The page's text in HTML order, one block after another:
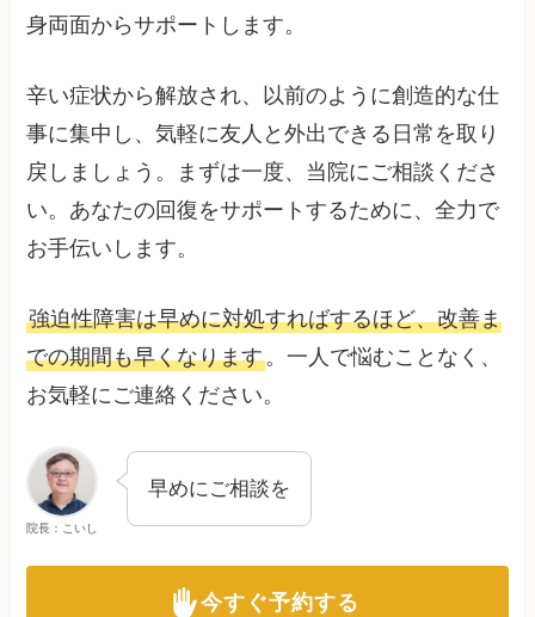
身両面からサポートします。
辛い症状から解放され、以前のように創造的な仕
事に集中し、気軽に友人と外出できる日常を取り
戻しましょう。まずは一度、当院にご相談くださ
い。あなたの回復をサポートするために、全力で
お手伝いします。
強迫性障害は早めに対処すればするほど、改善ま
での期間も早くなります。一人で悩むことなく、
お気軽にご連絡ください。
院長：こいし
早めにご相談を
今すぐ予約する